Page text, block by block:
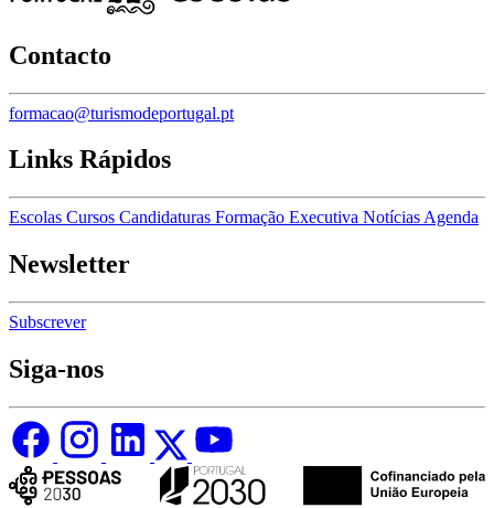
Contacto
formacao@turismodeportugal.pt
Links Rápidos
Escolas Cursos Candidaturas Formação Executiva Notícias Agenda
Newsletter
Subscrever
Siga-nos